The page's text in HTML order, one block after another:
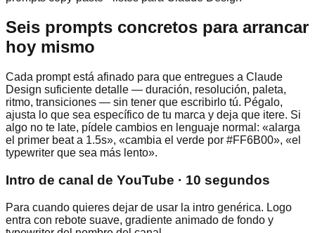
Seis prompts concretos para arrancar
hoy mismo
Cada prompt está afinado para que entregues a Claude
Design suficiente detalle — duración, resolución, paleta,
ritmo, transiciones — sin tener que escribirlo tú. Pégalo,
ajusta lo que sea específico de tu marca y deja que itere. Si
algo no te late, pídele cambios en lenguaje normal: «alarga
el primer beat a 1.5s», «cambia el verde por #FF6B00», «el
typewriter que sea más lento».
Intro de canal de YouTube · 10 segundos
Para cuando quieres dejar de usar la intro genérica. Logo
entra con rebote suave, gradiente animado de fondo y